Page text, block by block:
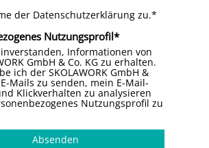
der Datenschutzerklärung zu.*
Nutzungsprofil
Informationen von
GmbH & Co. KG zu erhalten.
ich der SKOLAWORK GmbH &
Mails zu senden, mein E-Mail-
Klickverhalten zu analysieren
Nutzungsprofil zu
Absenden